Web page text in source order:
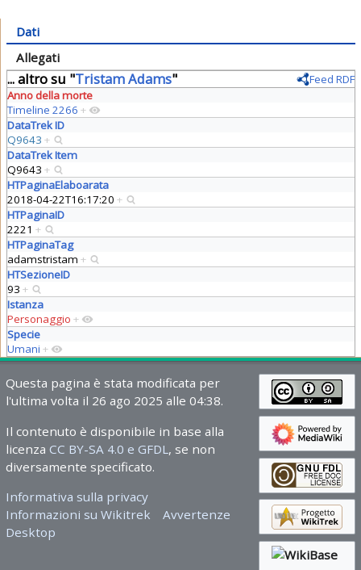
Dati
Allegati
... altro su "Tristam Adams"
Feed RDF
Anno della morte
Timeline 2266 +
DataTrek ID
Q9643 +
DataTrek Item
Q9643 +
HTPaginaElaboarata
2018-04-22T16:17:20 +
HTPaginaID
2221 +
HTPaginaTag
adamstristam +
HTSezioneID
93 +
Istanza
Personaggio +
Specie
Umani +
Questa pagina è stata modificata per
l'ultima volta il 26 ago 2025 alle 04:38.
Il contenuto è disponibile in base alla
licenza CC BY-SA 4.0 e GFDL , se non
diversamente specificato.
Informativa sulla privacy
Informazioni su Wikitrek
Avvertenze
Desktop